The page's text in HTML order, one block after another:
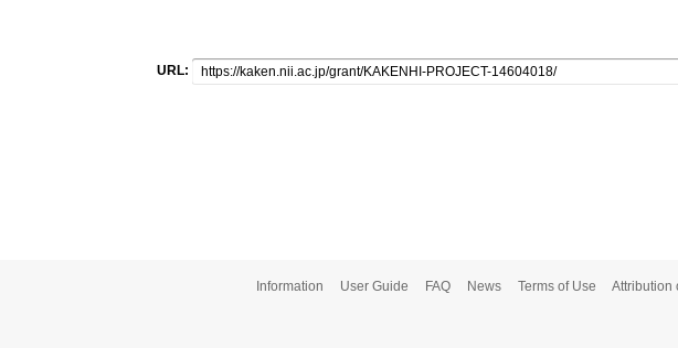
URL:
Information User Guide FAQ News Terms of Use Attribution